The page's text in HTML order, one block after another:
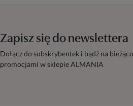
Zapisz się do newslettera
Dołącz do subskrybentek i bądź na
promocjami w sklepie ALMANIA